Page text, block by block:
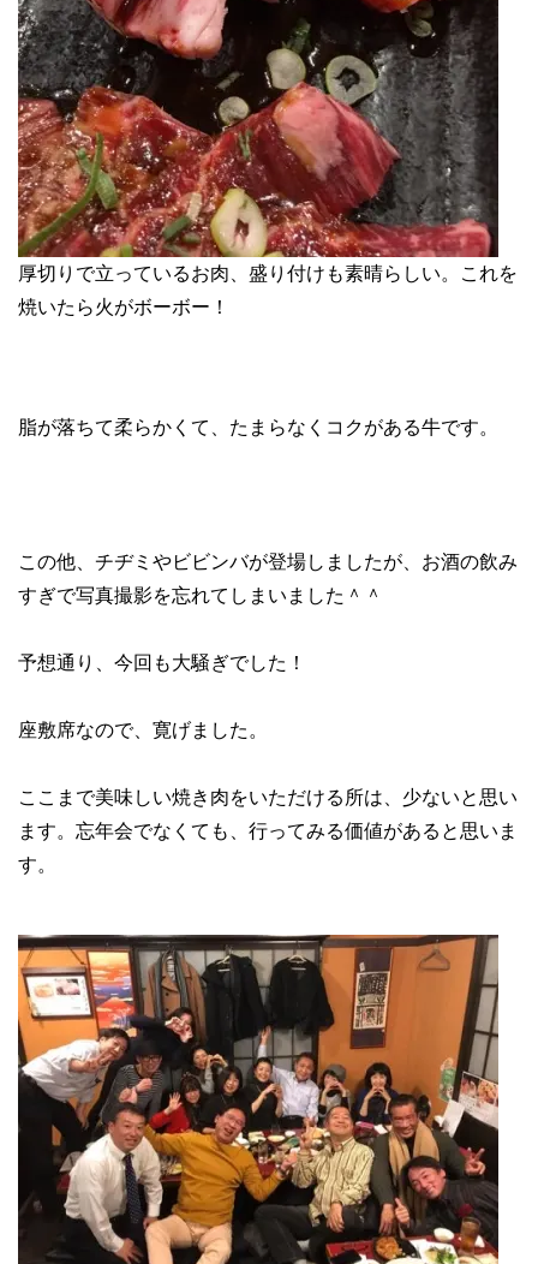
厚切りで立っているお肉、盛り付けも素晴らしい。これを
焼いたら火がボーボー！
脂が落ちて柔らかくて、たまらなくコクがある牛です。
この他、チヂミやビビンバが登場しましたが、お酒の飲み
すぎで写真撮影を忘れてしまいました＾＾
予想通り、今回も大騒ぎでした！
座敷席なので、寛げました。
ここまで美味しい焼き肉をいただける所は、少ないと思い
ます。忘年会でなくても、行ってみる価値があると思いま
す。